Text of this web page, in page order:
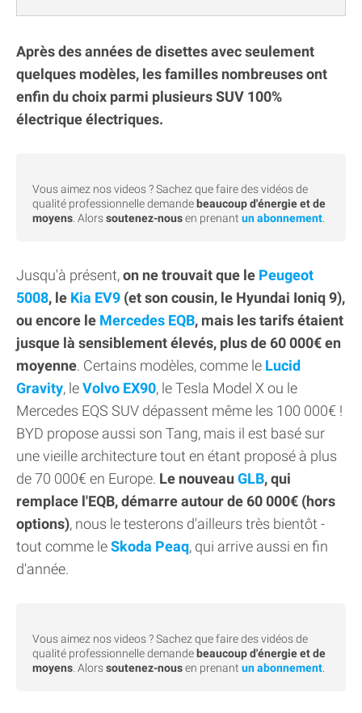
Après des années de disettes avec seulement
quelques modèles, les familles nombreuses ont
enfin du choix parmi plusieurs SUV 100%
électrique électriques.
Vous aimez nos videos ? Sachez que faire des vidéos de
qualité professionnelle demande beaucoup d'énergie et de
moyens . Alorssoutenez-nousen prenant un abonnement
Jusqu'à présent,on ne trouvait que le Peugeot
5008, le Kia EV9 (et son cousin, le Hyundai Ioniq 9),
ou encore le Mercedes EQB, mais les tarifs étaient
jusque là sensiblement élevés, plus de 60 000€ en
moyenne. Certains modèles, comme le Lucid
Gravity, leVolvo EX90, le Tesla Model X ou le
Mercedes EQS SUV dépassent même les 100 000€ !
BYD propose aussi son Tang, mais il est basé sur
une vieille architecture tout en étant proposé à plus
de 70 000€ en Europe. Le nouveau GLB, qui
remplace l'EQB, démarre autour de 60 000€ (hors
options), nous le testerons d'ailleurs très bientôt -
tout comme leSkoda Peaq, qui arrive aussi en fin
d'année.
Vous aimez nos videos ? Sachez que faire des vidéos de
qualité professionnelle demande beaucoup d'énergie et de
moyens . Alorssoutenez-nousen prenant un abonnement